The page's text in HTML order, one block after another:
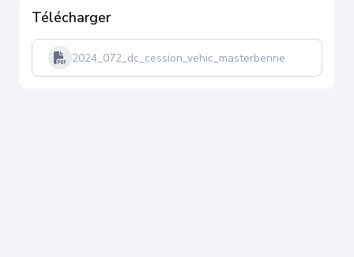
Télécharger
2024_072_dc_cession_vehic_masterbenne